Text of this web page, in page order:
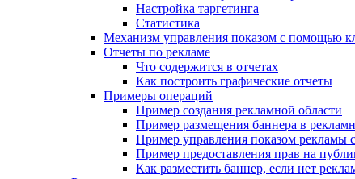
Настройка таргетинга
Статистика
Механизм управления показом с помощью
Отчеты по рекламе
Что содержится в отчетах
Как построить графические отчеты
Примеры операций
Пример создания рекламной области
Пример размещения баннера в
Пример управления показом
Пример предоставления прав на
Как разместить баннер, если нет